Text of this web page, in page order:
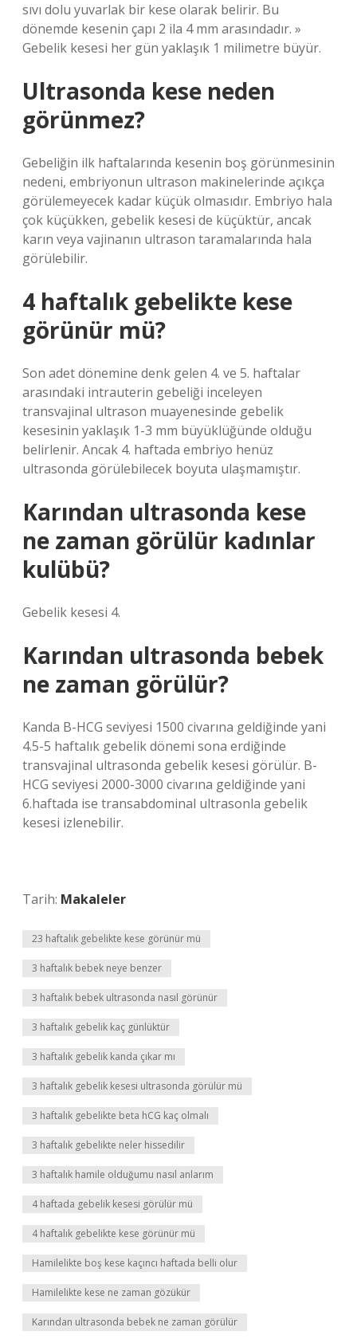
sıvı dolu yuvarlak bir kese olarak belirir. Bu
dönemde kesenin çapı 2 ila 4 mm arasındadır. »
Gebelik kesesi her gün yaklaşık 1 milimetre büyür.
Ultrasonda kese neden
görünmez?
Gebeliğin ilk haftalarında kesenin boş görünmesinin
nedeni, embriyonun ultrason makinelerinde açıkça
görülemeyecek kadar küçük olmasıdır. Embriyo hala
çok küçükken, gebelik kesesi de küçüktür, ancak
karın veya vajinanın ultrason taramalarında hala
görülebilir.
4 haftalık gebelikte kese
görünür mü?
Son adet dönemine denk gelen 4. ve 5. haftalar
arasındaki intrauterin gebeliği inceleyen
transvajinal ultrason muayenesinde gebelik
kesesinin yaklaşık 1-3 mm büyüklüğünde olduğu
belirlenir. Ancak 4. haftada embriyo henüz
ultrasonda görülebilecek boyuta ulaşmamıştır.
Karından ultrasonda kese
ne zaman görülür kadınlar
kulübü?
Gebelik kesesi 4.
Karından ultrasonda bebek
ne zaman görülür?
Kanda B-HCG seviyesi 1500 civarına geldiğinde yani
4.5-5 haftalık gebelik dönemi sona erdiğinde
transvajinal ultrasonda gebelik kesesi görülür. B-
HCG seviyesi 2000-3000 civarına geldiğinde yani
6.haftada ise transabdominal ultrasonla gebelik
kesesi izlenebilir.
Tarih: Makaleler
23 haftalık gebelikte kese görünür mü
3 haftalık bebek neye benzer
3 haftalık bebek ultrasonda nasıl görünür
3 haftalık gebelik kaç günlüktür
3 haftalık gebelik kanda çıkar mı
3 haftalık gebelik kesesi ultrasonda görülür mü
3 haftalık gebelikte beta hCG kaç olmalı
3 haftalık gebelikte neler hissedilir
3 haftalık hamile olduğumu nasıl anlarım
4 haftada gebelik kesesi görülür mü
4 haftalık gebelikte kese görünür mü
Hamilelikte boş kese kaçıncı haftada belli olur
Hamilelikte kese ne zaman gözükür
Karından ultrasonda bebek ne zaman görülür